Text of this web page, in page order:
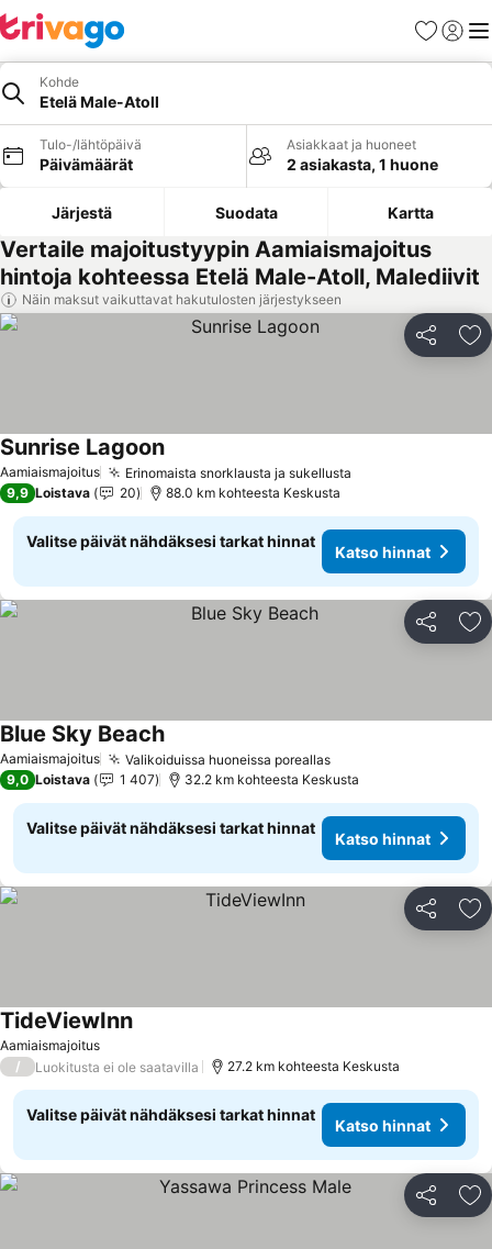
Suosikit
Kohde
Etelä Male-Atoll
Tulo-/lähtöpäivä
Päivämäärät
Asiakkaat ja huoneet
2 asiakasta, 1 huone
Järjestä Suodata Kartta
Vertaile majoitustyypin Aamiaismajoitus
hintoja kohteessa Etelä Male-Atoll, Malediivit
Näin maksut vaikuttavat hakutulosten järjestykseen
Jaa
Aamiaismajoitus Erinomaista snorklausta ja sukellusta
Sunrise LagoonKatso hinnat
9,9 Loistava 20 88.0 km kohteesta Keskusta
Valitse päivät nähdäksesi tarkat hinnat
Katso hinnat
Jaa
Aamiaismajoitus Valikoiduissa huoneissa poreallasKatso hinnat
Blue Sky BeachKatso hinnat
9,0 Loistava 1 407 32.2 km kohteesta Keskusta
Valitse päivät nähdäksesi tarkat hinnat
Katso hinnat
Jaa
Aamiaismajoitus
TideViewInnKatso hinnat
/ Luokitusta ei ole saatavilla 27.2 km kohteesta Keskusta
Valitse päivät nähdäksesi tarkat hinnat
Katso hinnat
Jaa